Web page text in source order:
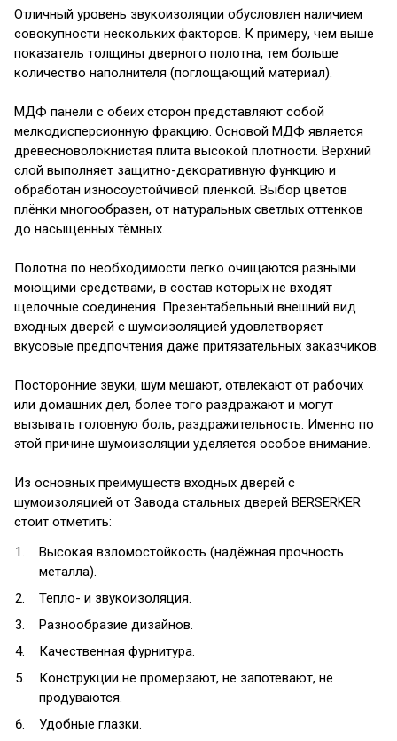
Отличный уровень звукоизоляции обусловлен наличием
совокупности нескольких факторов. К примеру, чем выше
показатель толщины дверного полотна, тем больше
количество наполнителя (поглощающий материал).
МДФ панели с обеих сторон представляют собой
мелкодисперсионную фракцию. Основой МДФ является
древесноволокнистая плита высокой плотности. Верхний
слой выполняет защитно-декоративную функцию и
обработан износоустойчивой плёнкой. Выбор цветов
плёнки многообразен, от натуральных светлых оттенков
до насыщенных тёмных.
Полотна по необходимости легко очищаются разными
моющими средствами, в состав которых не входят
щелочные соединения. Презентабельный внешний вид
входных дверей с шумоизоляцией удовлетворяет
вкусовые предпочтения даже притязательных заказчиков.
Посторонние звуки, шум мешают, отвлекают от рабочих
или домашних дел, более того раздражают и могут
вызывать головную боль, раздражительность. Именно по
этой причине шумоизоляции уделяется особое внимание.
Из основных преимуществ входных дверей с
шумоизоляцией от Завода стальных дверей BERSERKER
стоит отметить:
Высокая взломостойкость (надёжная прочность
металла).
Тепло- и звукоизоляция.
Разнообразие дизайнов.
Качественная фурнитура.
Конструкции не промерзают, не запотевают, не
продуваются.
Удобные глазки.